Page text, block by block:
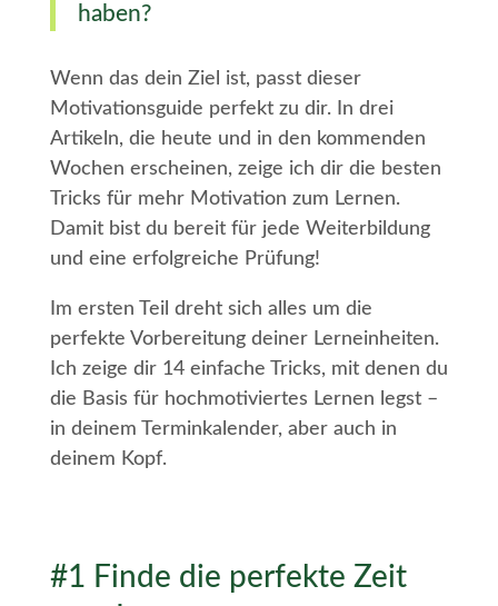
haben?
Wenn das dein Ziel ist, passt dieser
Motivationsguide perfekt zu dir. In drei
Artikeln, die heute und in den kommenden
Wochen erscheinen, zeige ich dir die besten
Tricks für mehr Motivation zum Lernen.
Damit bist du bereit für jede Weiterbildung
und eine erfolgreiche Prüfung!
Im ersten Teil dreht sich alles um die
perfekte Vorbereitung deiner Lerneinheiten.
Ich zeige dir 14 einfache Tricks, mit denen du
die Basis für hochmotiviertes Lernen legst –
in deinem Terminkalender, aber auch in
deinem Kopf.
#1 Finde die perfekte Zeit